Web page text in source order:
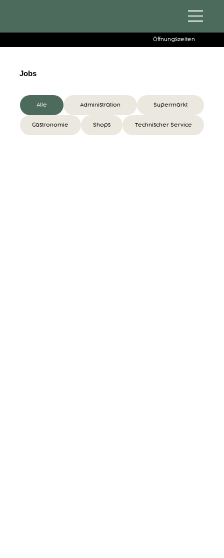
Öffnungszeiten
Alle Administration Supermarkt
Gastronomie Shops Technischer Service
Jobs